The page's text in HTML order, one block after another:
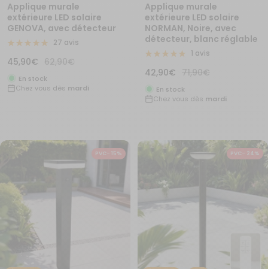
Applique murale
extérieure LED solaire
GENOVA, avec détecteur
27 avis
Prix
de
vente
45,90€ Prix
normal
62,90€
En stock
Chez vous dès mardi
Applique murale
extérieure LED solaire
NORMAN, Noire, avec
détecteur, blanc réglable
1 avis
Prix
de
vente
42,90€
Prix
normal
71,90€
En stock
Chez vous dès mardi
PVC- 15% PVC- 24%